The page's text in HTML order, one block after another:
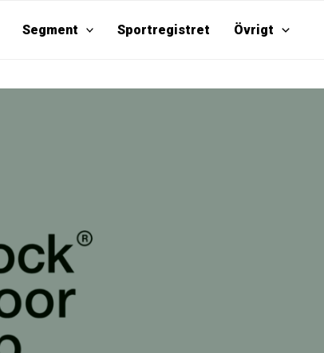
Segment Sportregistret Övrigt